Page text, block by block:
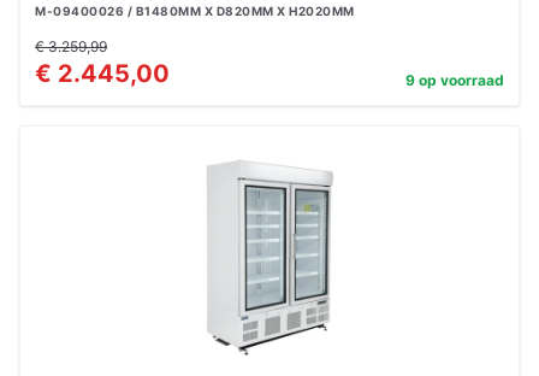
M-09400026 / B1480MM X D820MM X H2020MM
€ 3.259,99
€ 2.445,00 9 op voorraad